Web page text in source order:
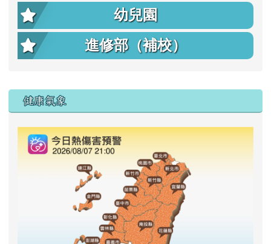
幼兒園
進修部（補校）
右邊區域內容
健康氣象